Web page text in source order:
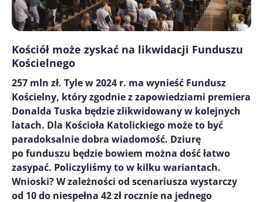
Kościół może zyskać na likwidacji Funduszu
Kościelnego
257 mln zł. Tyle w 2024 r. ma wynieść Fundusz
Kościelny, który zgodnie z zapowiedziami premiera
Donalda Tuska będzie zlikwidowany w kolejnych
latach. Dla Kościoła Katolickiego może to być
paradoksalnie dobra wiadomość. Dziurę
po funduszu będzie bowiem można dość łatwo
zasypać. Policzyliśmy to w kilku wariantach.
Wnioski? W zależności od scenariusza wystarczy
od 10 do niespełna 42 zł rocznie na jednego